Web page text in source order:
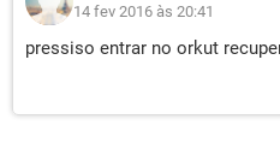
14 fev 2016 às 20:41
pressiso entrar no orkut